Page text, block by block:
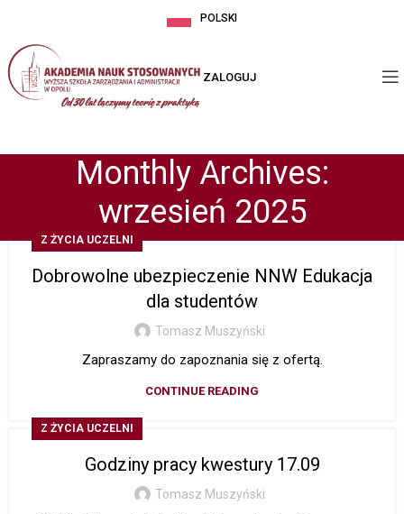
POLSKI
ZALOGUJ
Monthly Archives:
wrzesień 2025
Z ŻYCIA UCZELNI
Dobrowolne ubezpieczenie NNW Edukacja
dla studentów
Tomasz Muszyński
Zapraszamy do zapoznania się z ofertą.
CONTINUE READING
Z ŻYCIA UCZELNI
Godziny pracy kwestury 17.09
Tomasz Muszyński